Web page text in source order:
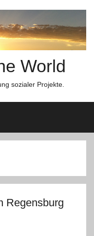
World
sozialer Projekte.
Regensburg